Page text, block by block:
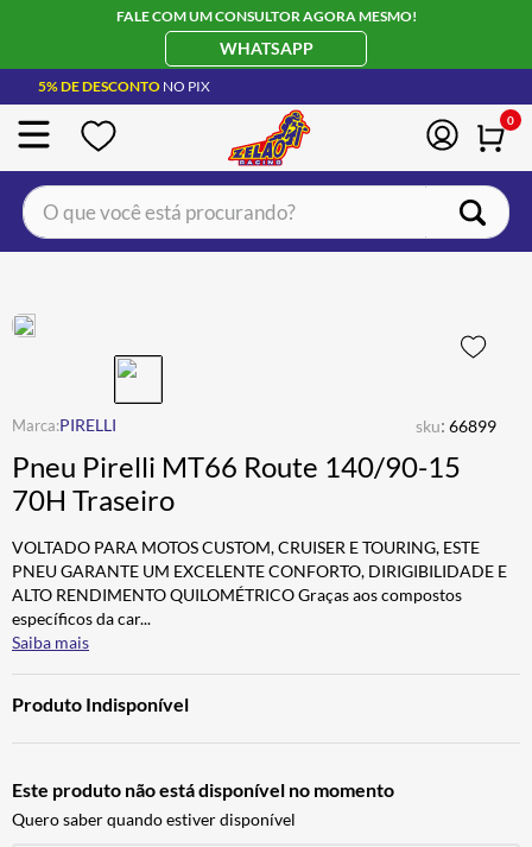
FALE COM UM CONSULTOR AGORA MESMO!
WHATSAPP
5% DE DESCONTO NO PIX
0
O que você está procurando?
PIRELLI sku: 66899
Pneu Pirelli MT66 Route 140/90-15
70H Traseiro
VOLTADO PARA MOTOS CUSTOM, CRUISER E TOURING, ESTE
PNEU GARANTE UM EXCELENTE CONFORTO, DIRIGIBILIDADE E
ALTO RENDIMENTO QUILOMÉTRICO Graças aos compostos
específicos da car...
Saiba mais
Produto Indisponível
Este produto não está disponível no momento
Quero saber quando estiver disponível
JAQUETA
4º ÓCULOS SOLAR
5º LUVA
6º BAU
7º CALÇA
8 º ALPINESTAR
10º BOTAS